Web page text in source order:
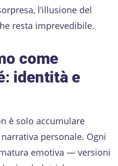
l’illusione del
resta imprevedibile.
come
identità e
è solo accumulare
personale. Ogni
emotiva — versioni